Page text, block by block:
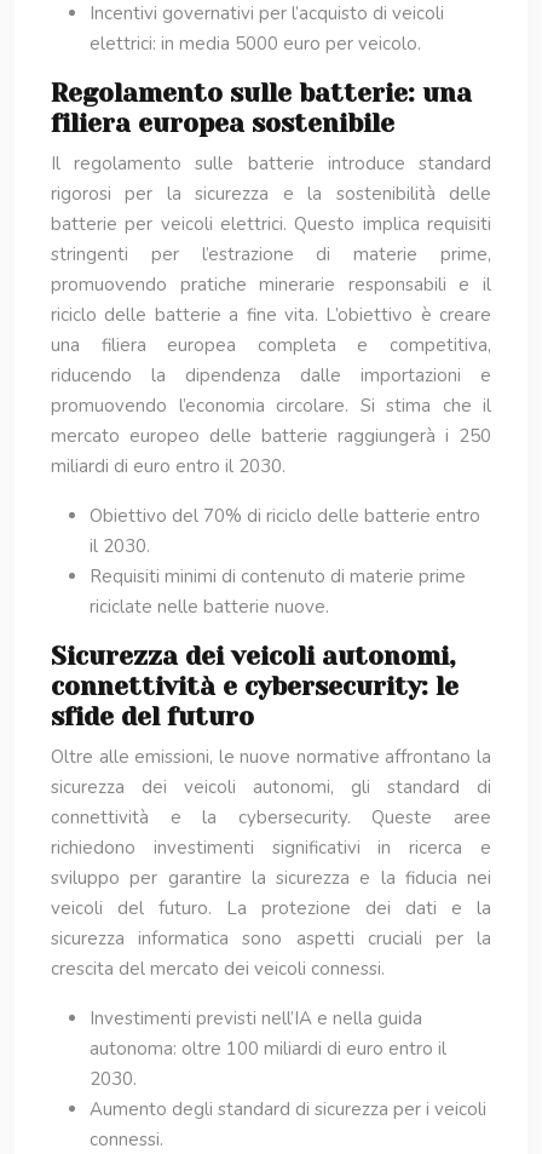
Incentivi governativi per l’acquisto di veicoli
elettrici: in media 5000 euro per veicolo.
Regolamento sulle batterie: una
filiera europea sostenibile
Il regolamento sulle batterie introduce standard
rigorosi per la sicurezza e la sostenibilità delle
batterie per veicoli elettrici. Questo implica requisiti
stringenti per l’estrazione di materie prime,
promuovendo pratiche minerarie responsabili e il
riciclo delle batterie a fine vita. L’obiettivo è creare
una filiera europea completa e competitiva,
riducendo la dipendenza dalle importazioni e
promuovendo l’economia circolare. Si stima che il
mercato europeo delle batterie raggiungerà i 250
miliardi di euro entro il 2030.
Obiettivo del 70% di riciclo delle batterie entro
il 2030.
Requisiti minimi di contenuto di materie prime
riciclate nelle batterie nuove.
Sicurezza dei veicoli autonomi,
connettività e cybersecurity: le
sfide del futuro
Oltre alle emissioni, le nuove normative affrontano la
sicurezza dei veicoli autonomi, gli standard di
connettività e la cybersecurity. Queste aree
richiedono investimenti significativi in ricerca e
sviluppo per garantire la sicurezza e la fiducia nei
veicoli del futuro. La protezione dei dati e la
sicurezza informatica sono aspetti cruciali per la
crescita del mercato dei veicoli connessi.
Investimenti previsti nell’IA e nella guida
autonoma: oltre 100 miliardi di euro entro il
2030.
Aumento degli standard di sicurezza per i veicoli
connessi.